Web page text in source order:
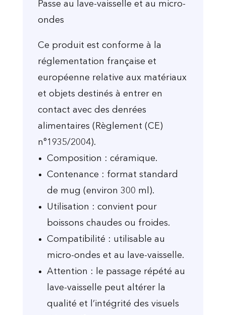
Passe au lave-vaisselle et au micro-
ondes
Ce produit est conforme à la
réglementation française et
européenne relative aux matériaux
et objets destinés à entrer en
contact avec des denrées
alimentaires (Règlement (CE)
n°1935/2004).
Composition : céramique.
Contenance : format standard
de mug (environ 300 ml).
Utilisation : convient pour
boissons chaudes ou froides.
Compatibilité : utilisable au
micro-ondes et au lave-vaisselle.
Attention : le passage répété au
lave-vaisselle peut altérer la
qualité et l’intégrité des visuels